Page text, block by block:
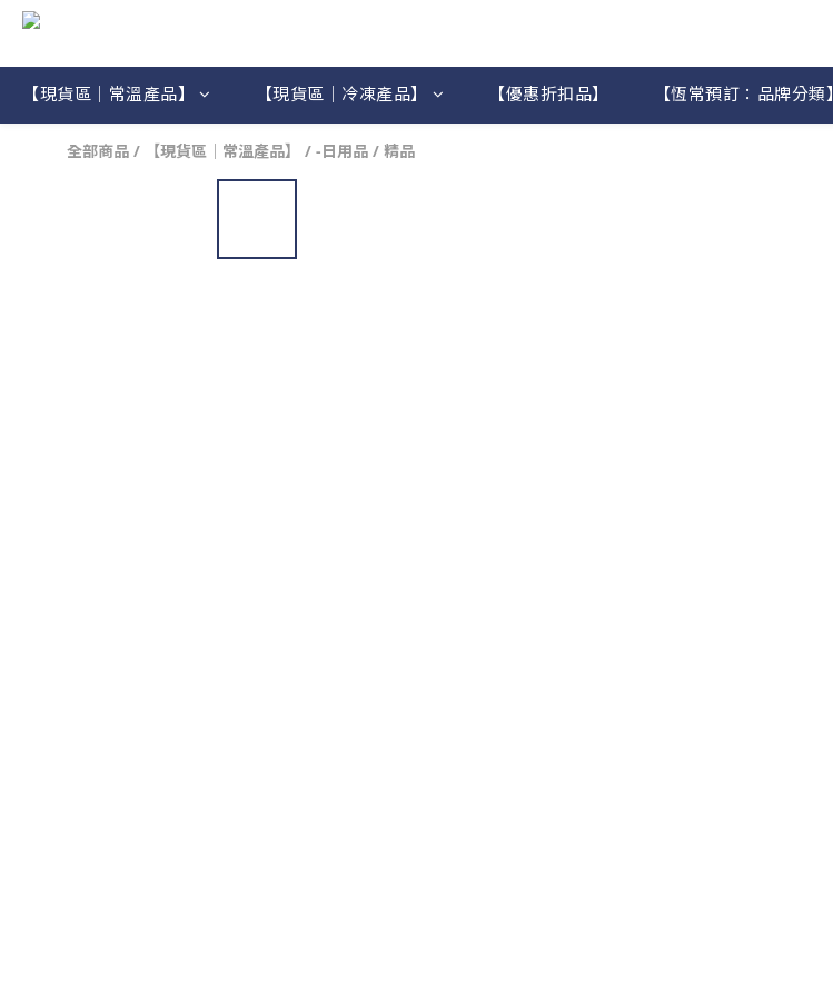
【現貨區｜常溫產品】 【現貨區｜冷凍產品】 【優惠折扣品】 【恆常預訂：品牌分類】
全部商品 / 【現貨區｜常溫產品】 / -日用品 / 精品